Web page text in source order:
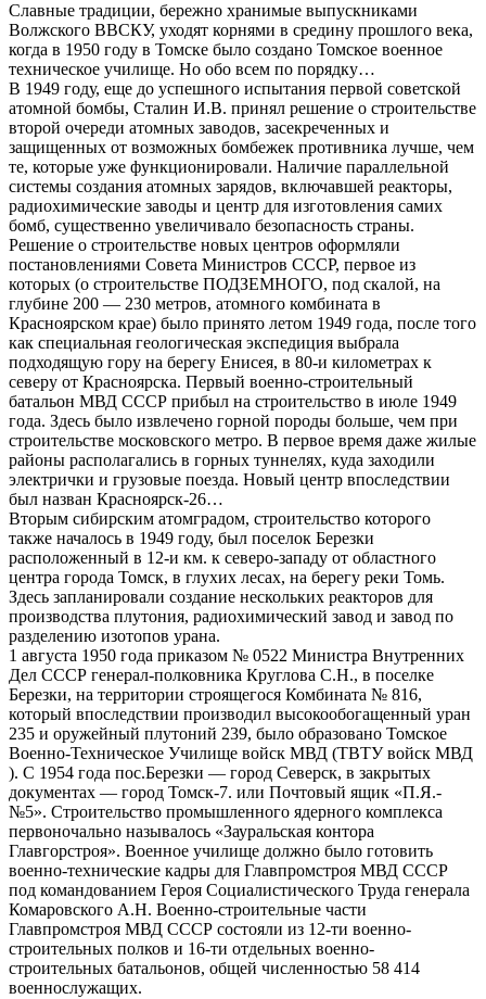
Славные традиции, бережно хранимые выпускниками
Волжского ВВСКУ, уходят корнями в средину прошлого века,
когда в 1950 году в Томске было создано Томское военное
техническое училище. Но обо всем по порядку…
В 1949 году, еще до успешного испытания первой советской
атомной бомбы, Сталин И.В. принял решение о строительстве
второй очереди атомных заводов, засекреченных и
защищенных от возможных бомбежек противника лучше, чем
те, которые уже функционировали. Наличие параллельной
системы создания атомных зарядов, включавшей реакторы,
радиохимические заводы и центр для изготовления самих
бомб, существенно увеличивало безопасность страны.
Решение о строительстве новых центров оформляли
постановлениями Совета Министров СССР, первое из
которых (о строительстве ПОДЗЕМНОГО, под скалой, на
глубине 200 — 230 метров, атомного комбината в
Красноярском крае) было принято летом 1949 года, после того
как специальная геологическая экспедиция выбрала
подходящую гору на берегу Енисея, в 80-и километрах к
северу от Красноярска. Первый военно-строительный
батальон МВД СССР прибыл на строительство в июле 1949
года. Здесь было извлечено горной породы больше, чем при
строительстве московского метро. В первое время даже жилые
районы располагались в горных туннелях, куда заходили
электрички и грузовые поезда. Новый центр впоследствии
был назван Красноярск-26…
Вторым сибирским атомградом, строительство которого
также началось в 1949 году, был поселок Березки
расположенный в 12-и км. к северо-западу от областного
центра города Томск, в глухих лесах, на берегу реки Томь.
Здесь запланировали создание нескольких реакторов для
производства плутония, радиохимический завод и завод по
разделению изотопов урана.
1 августа 1950 года приказом № 0522 Министра Внутренних
Дел СССР генерал-полковника Круглова С.Н., в поселке
Березки, на территории строящегося Комбината № 816,
который впоследствии производил высокообогащенный уран
235 и оружейный плутоний 239, было образовано Томское
Военно-Техническое Училище войск МВД (ТВТУ войск МВД
). С 1954 года пос.Березки — город Северск, в закрытых
документах — город Томск-7. или Почтовый ящик «П.Я.-
№5». Строительство промышленного ядерного комплекса
первоночально называлось «Зауральская контора
Главгорстроя». Военное училище должно было готовить
военно-технические кадры для Главпромстроя МВД СССР
под командованием Героя Социалистического Труда генерала
Комаровского А.Н. Военно-строительные части
Главпромстроя МВД СССР состояли из 12-ти военно-
строительных полков и 16-ти отдельных военно-
строительных батальонов, общей численностью 58 414
военнослужащих.